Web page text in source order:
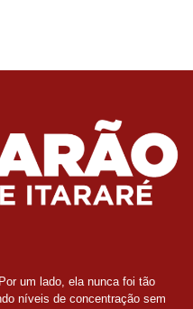
um lado, ela nunca foi tão
níveis de concentração sem